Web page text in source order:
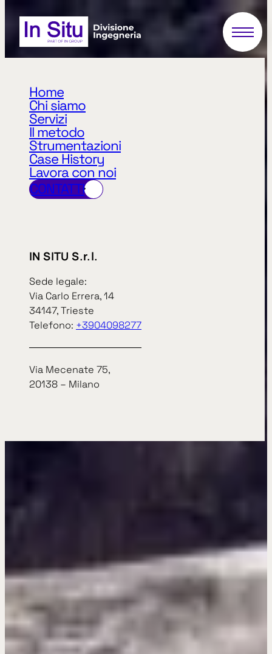
Home
Chi siamo
Servizi
Il metodo
Strumentazioni
Case History
Lavora con noi
arrow_right_alt arrow_right_alt
CONTATTI
IN SITU S.r.l.
Sede legale:
Via Carlo Errera, 14
34147, Trieste
Telefono: +3904098277
Via Mecenate 75,
20138 – Milano